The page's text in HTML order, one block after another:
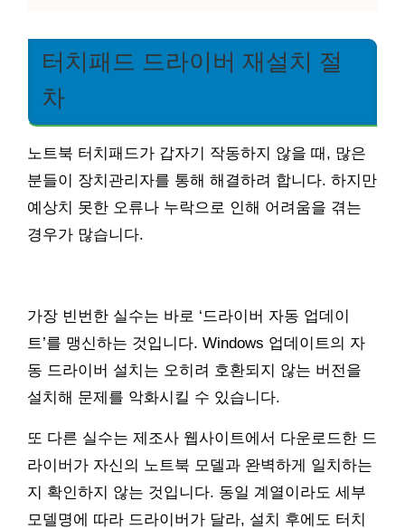
터치패드 드라이버 재설치 절
차
노트북 터치패드가 갑자기 작동하지 않을 때, 많은
분들이 장치관리자를 통해 해결하려 합니다. 하지만
예상치 못한 오류나 누락으로 인해 어려움을 겪는
경우가 많습니다.
가장 빈번한 실수는 바로 ‘드라이버 자동 업데이
트’를 맹신하는 것입니다. Windows 업데이트의 자
동 드라이버 설치는 오히려 호환되지 않는 버전을
설치해 문제를 악화시킬 수 있습니다.
또 다른 실수는 제조사 웹사이트에서 다운로드한 드
라이버가 자신의 노트북 모델과 완벽하게 일치하는
지 확인하지 않는 것입니다. 동일 계열이라도 세부
모델명에 따라 드라이버가 달라, 설치 후에도 터치